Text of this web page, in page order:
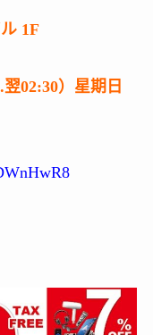
1F
02:30）星期日